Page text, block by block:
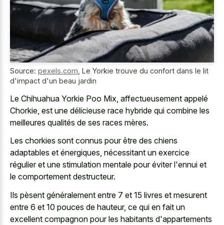
Source: pexels.com Le Yorkie trouve du confort dans le lit
d'impact d'un beau jardin
Le Chihuahua Yorkie Poo Mix, affectueusement appelé
Chorkie, est une délicieuse race hybride qui combine les
meilleures qualités de ses races mères.
Les chorkies sont connus pour être des chiens
adaptables et énergiques, nécessitant un exercice
régulier et une stimulation mentale pour éviter l'ennui et
le comportement destructeur.
Ils pèsent généralement entre 7 et 15 livres et mesurent
entre 6 et 10 pouces de hauteur, ce qui en fait un
excellent compagnon pour les habitants d'appartements